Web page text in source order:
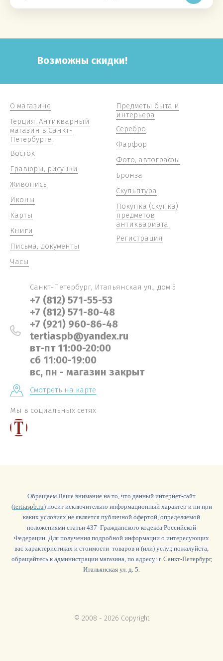
Возможны скидки!
О магазине
Терция. Антикварный
магазин в Санкт-
Петербурге.
Восток
Гравюры, рисунки
Живопись
Иконы
Карты
Книги
Письма, документы
Часы
Предметы быта и
интерьера
Серебро
Фарфор
Фото, автографы
Бронза
Скульптура
Покупка (скупка)
предметов
антиквариата.
Регистрация
Санкт-Петербург, Итальянская ул., дом 5
+7 (812) 571-55-53
+7 (812) 571-80-48
+7 (921) 960-86-48
tertiaspb@yandex.ru
вт-пт 11:00-20:00
сб 11:00-19:00
вс, пн - магазин закрыт
Смотреть на карте
Мы в социальных сетях
Обращаем Ваше внимание на то, что данный интернет-сайт
(tertiaspb.ru) носит исключительно информационный характер и ни при
каких условиях не является публичной офертой, определяемой
положениями статьи 437 Гражданского кодекса Российской
Федерации. Для получения подробной информации о интересующих
вас характеристиках и стоимости товаров и (или) услуг, пожалуйста,
обращайтесь к администрации магазина, по адресу: г. Санкт-Петербург,
Итальянская ул. д. 5.
© 2008 - 2026 Copyright